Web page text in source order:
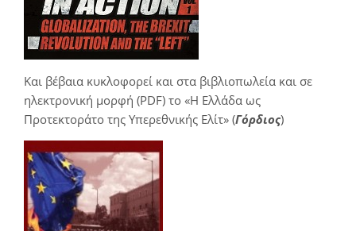
Και βέβαια κυκλοφορεί και στα βιβλιοπωλεία και σε
ηλεκτρονική μορφή (PDF) το «Η Ελλάδα ως
Προτεκτοράτο της Υπερεθνικής Ελίτ» (Γόρδιος)